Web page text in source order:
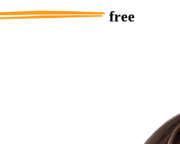
free